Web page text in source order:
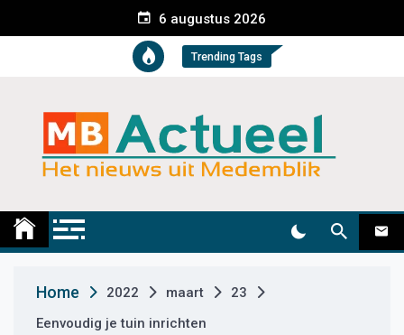
e
t
6 augustus 2026
Trending Tags
Medemblik Actueel
Home 2022 maart
23
Eenvoudig je tuin inrichten